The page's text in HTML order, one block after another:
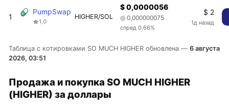
1
PumpSwap
1,0
HIGHER/SOL
$ 0,0000056
◎ 0,000000075
спред 0.66%
$ 2
1д назад
Таблица с котировками SO MUCH HIGHER обновлена —6 августа
2026, 03:51
Продажа и покупка SO MUCH HIGHER
(HIGHER) за доллары